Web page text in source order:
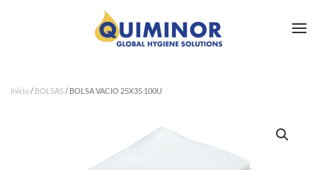
Ir al contenido principal
Inicio/ BOLSAS/ BOLSA VACIO 25X35 100U